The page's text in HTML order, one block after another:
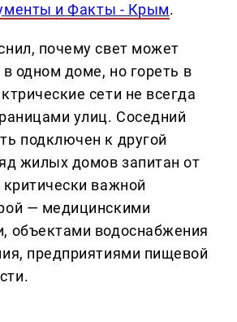
и Факты - Крым.
почему свет может
в одном доме, но гореть в
сети не всегда
улиц. Соседний
подключен к другой
жилых домов запитан от
важной
— медицинскими
объектами водоснабжения
предприятиями пищевой